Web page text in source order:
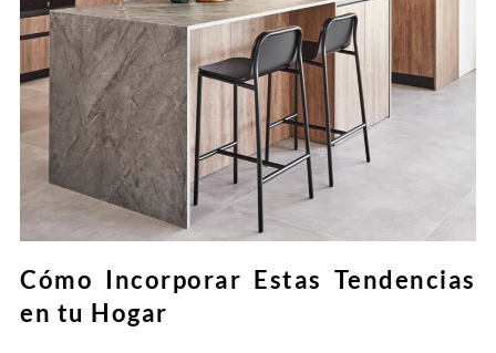
Cómo Incorporar Estas Tendencias
en tu Hogar